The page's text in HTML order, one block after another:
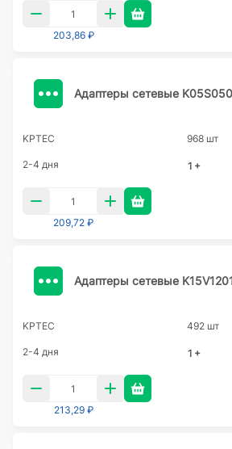
203,86 ₽
Адаптеры сетевые
KPTEC 968 шт
2-4 дня 1 +
209,72 ₽
Адаптеры сетевые
KPTEC 492 шт
2-4 дня 1 +
213,29 ₽